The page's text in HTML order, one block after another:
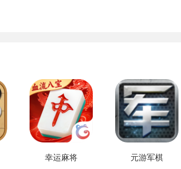
幸运麻将 元游军棋